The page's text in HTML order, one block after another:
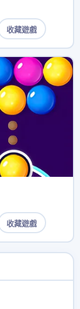
收藏遊戲
收藏遊戲